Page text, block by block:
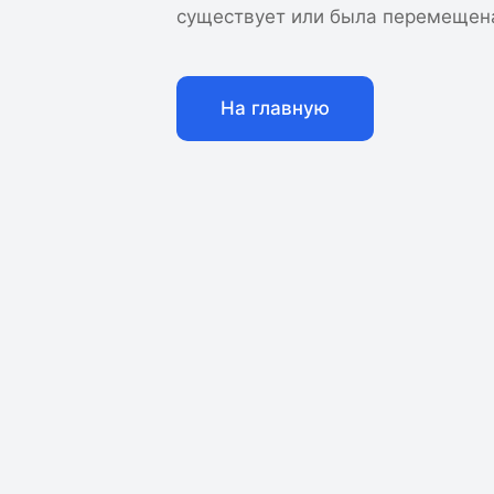
существует или была
На главную